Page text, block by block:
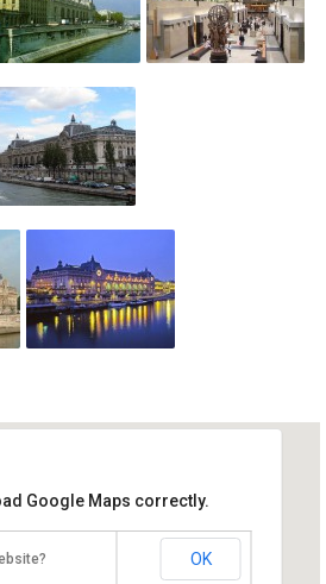
Музей д Орсе
Google Maps correctly.
OK